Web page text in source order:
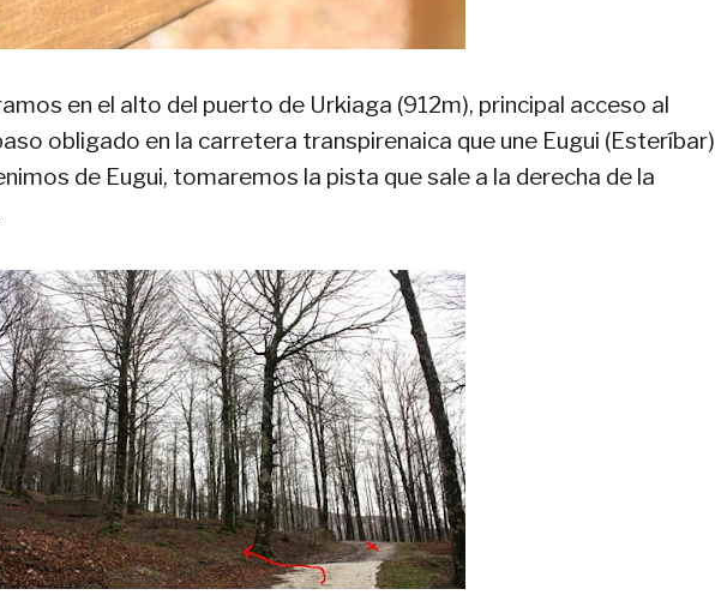
en el alto del puerto de Urkiaga (912m), principal acceso al
obligado en la carretera transpirenaica que une Eugui (Esteríbar)
de Eugui, tomaremos la pista que sale a la derecha de la